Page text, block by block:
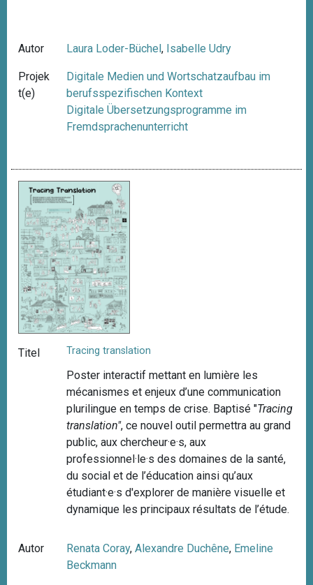
Autor Laura Loder-Büchel, Isabelle Udry
Projek
t(e)
Digitale Medien und Wortschatzaufbau im
berufsspezifischen Kontext
Digitale Übersetzungsprogramme im
Fremdsprachenunterricht
Titel Tracing translation
Poster interactif mettant en lumière les
mécanismes et enjeux d’une communication
plurilingue en temps de crise. Baptisé "Tracing
translation", ce nouvel outil permettra au grand
public, aux chercheur·e·s, aux
professionnel·le·s des domaines de la santé,
du social et de l’éducation ainsi qu’aux
étudiant·e·s d'explorer de manière visuelle et
dynamique les principaux résultats de l’étude.
Autor Renata Coray,Alexandre Duchêne, Emeline
Beckmann